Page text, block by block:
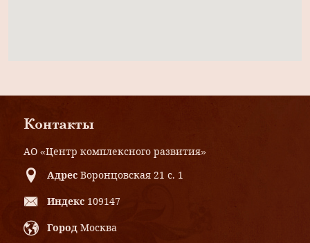
Контакты
АО «Центр комплексного развития»
Адрес Воронцовская 21 с. 1
Индекс 109147
Город Москва